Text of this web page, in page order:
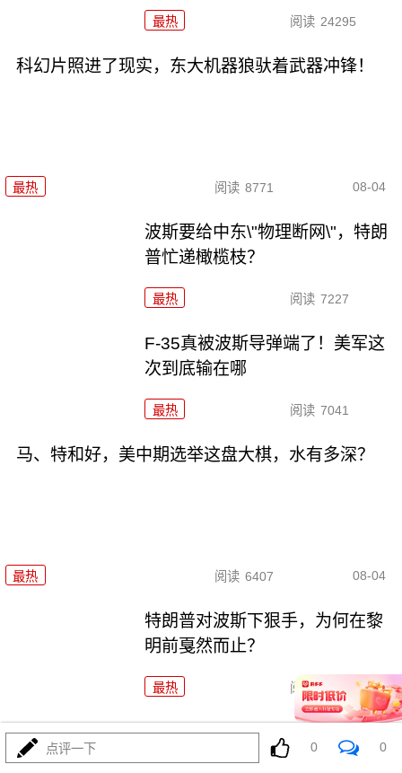
最热 阅读 24295
科幻片照进了现实，东大机器狼驮着武器冲锋！
最热 阅读 8771 08-04
波斯要给中东\"物理断网\"，特朗
普忙递橄榄枝？
最热 阅读 7227
F-35真被波斯导弹端了！美军这
次到底输在哪
最热 阅读 7041
马、特和好，美中期选举这盘大棋，水有多深？
最热 阅读 6407 08-04
特朗普对波斯下狠手，为何在黎
明前戛然而止？
最热 阅读 4609
055要迎来最强对手？东瀛万吨新驱已上船台！
点评一下 0 0